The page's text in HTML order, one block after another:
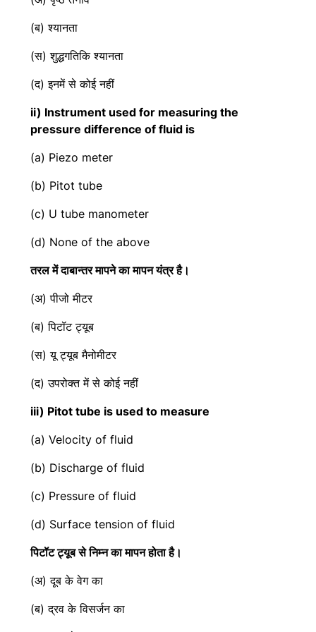
(ब) श्यानता
(स) शुद्धगतिकि श्यानता
(द) इनमें से कोई नहीं
ii) Instrument used for measuring the
pressure difference of fluid is
(a) Piezo meter
(b) Pitot tube
(c) U tube manometer
(d) None of the above
तरल में दाबान्तर मापने का मापन यंत्र है।
(अ) पीजो मीटर
(ब) पिटॉट ट्यूब
(स) यू ट्यूब मैनोमीटर
(द) उपरोक्त में से कोई नहीं
iii) Pitot tube is used to measure
(a) Velocity of fluid
(b) Discharge of fluid
(c) Pressure of fluid
(d) Surface tension of fluid
पिटॉट ट्यूब से निम्न का मापन होता है।
(अ) दूब के वेग का
(ब) द्रव के विसर्जन का